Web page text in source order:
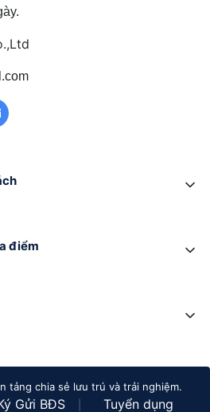
điểm
tảng chia sẻ lưu trú và trải nghiệm.
Gửi BĐS Tuyển dụng